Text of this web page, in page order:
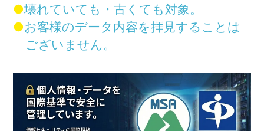
●壊れていても・古くても対象。
●お客様のデータ内容を拝見することは
ございません。